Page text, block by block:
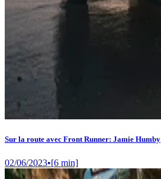
Sur la route avec Front Runner: Jamie Humby
02/06/2023•[6 min]